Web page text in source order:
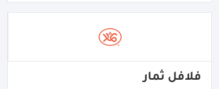
فلافل ثمار